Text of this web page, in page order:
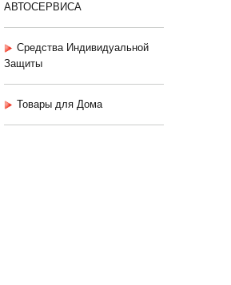
АВТОСЕРВИСА
Средства Индивидуальной
Защиты
Товары для Дома